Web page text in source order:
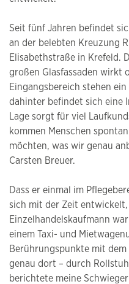
Seit fünf Jahren befindet
an der belebten Kreuzung
Elisabethstraße in Krefeld.
großen Glasfassaden wirkt
Eingangsbereich stehen
dahinter befindet sich eine
Lage sorgt für viel
kommen Menschen
möchten, was wir genau
Carsten Breuer.
Dass er einmal im
sich mit der Zeit
Einzelhandelskaufmann
einem Taxi- und
Berührungspunkte mit
genau dort – durch
berichtete meine